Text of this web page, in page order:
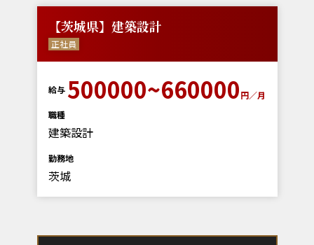
【茨城県】建築設計
正社員
給与 500000~660000円／月
職種
建築設計
勤務地
茨城